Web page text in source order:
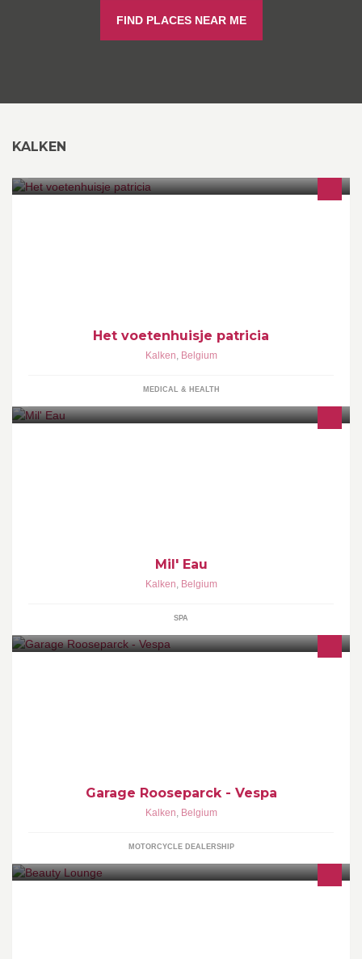
FIND PLACES NEAR ME
KALKEN
Het voetenhuisje patricia
Kalken, Belgium
MEDICAL & HEALTH
Mil' Eau
Kalken, Belgium
SPA
Garage Rooseparck - Vespa
Kalken, Belgium
MOTORCYCLE DEALERSHIP